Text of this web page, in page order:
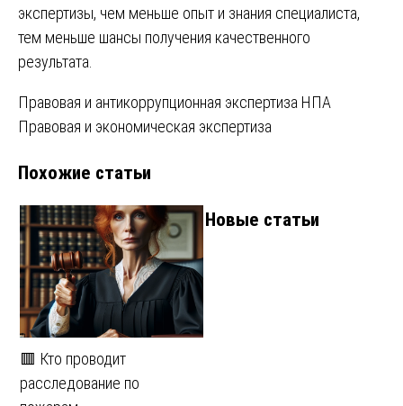
экспертизы, чем меньше опыт и знания специалиста,
тем меньше шансы получения качественного
результата.
Навигация
по
записям
Правовая и антикоррупционная экспертиза НПА
Правовая и экономическая экспертиза
Похожие статьи
🟥 Кто проводит
расследование по
Новые статьи